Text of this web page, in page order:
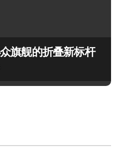
旗舰的折叠新标杆